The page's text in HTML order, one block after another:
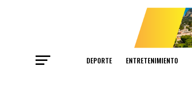
DEPORTE ENTRETENIMIENTO